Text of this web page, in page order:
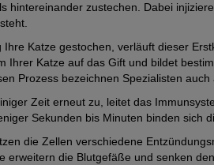
hintereinander zustechen. Dabei
Ihre Katze gestochen, verläuft dieser
Ihrer Katze auf das Gift und bildet
Prozess bezeichnen Spezialisten auch
Zeit erneut zu, leitet das
Sekunden bis Minuten binden sich
die Zellen verschiedene
erweitern die Blutgefäße und senken